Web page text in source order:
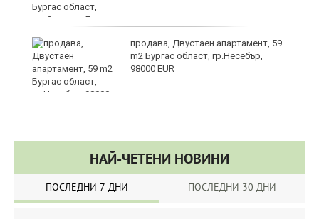
продава, Двустаен апартамент, 59
m2 Бургас област, гр.Несебър,
98000 EUR
НАЙ-ЧЕТЕНИ НОВИНИ
ПОСЛЕДНИ 7 ДНИ ПОСЛЕДНИ 30 ДНИ